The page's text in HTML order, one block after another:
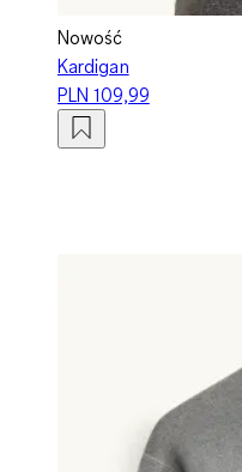
Nowość
Kardigan
PLN 109,99